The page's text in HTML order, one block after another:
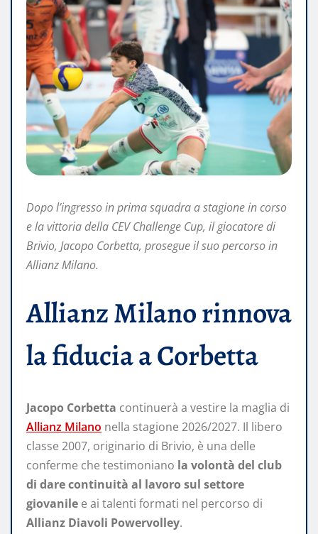
Dopo l’ingresso in prima squadra a stagione in corso
e la vittoria della CEV Challenge Cup, il giocatore di
Brivio, Jacopo Corbetta, prosegue il suo percorso in
Allianz Milano.
Allianz Milano rinnova
la fiducia a Corbetta
Jacopo Corbetta continuerà a vestire la maglia di
Allianz Milano nella stagione 2026/2027. Il libero
classe 2007, originario di Brivio, è una delle
conferme che testimoniano la volontà del club
di dare continuità al lavoro sul settore
giovanile e ai talenti formati nel percorso di
Allianz Diavoli Powervolley.